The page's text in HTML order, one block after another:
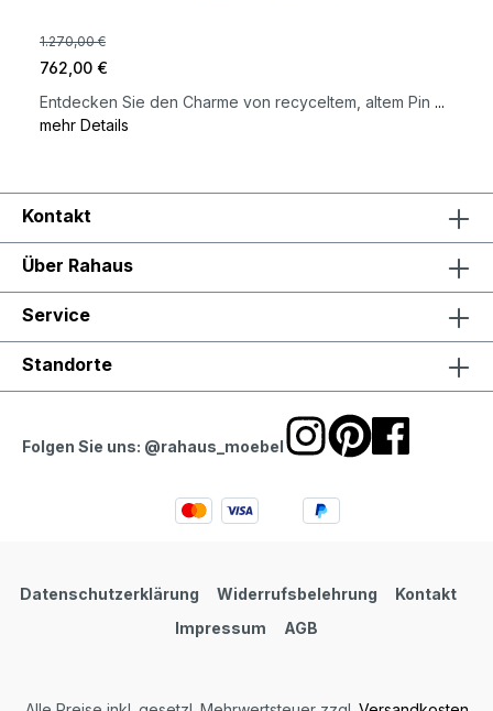
1.270,00 €
762,00 €
Entdecken Sie den Charme von recyceltem, altem Pin ...
mehr Details
Kontakt
Über Rahaus
Service
Standorte
Folgen Sie uns: @rahaus_moebel
Datenschutzerklärung Widerrufsbelehrung
Kontakt
Impressum
AGB